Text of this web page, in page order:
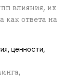
влияния, их
ответа на
ценности,